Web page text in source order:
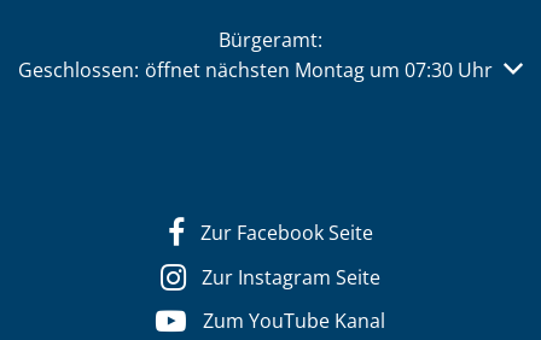
Bürgeramt:
Klicken, um weitere Öffnungs- oder Schließzeiten
Geschlossen: öffnet nächsten Montag um 07:30 Uhr
Zur Facebook Seite
Zur Instagram Seite
Zum YouTube Kanal